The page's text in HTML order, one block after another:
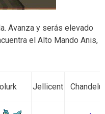
Avanza y serás elevado
el Alto Mando Anis,
Jellicent